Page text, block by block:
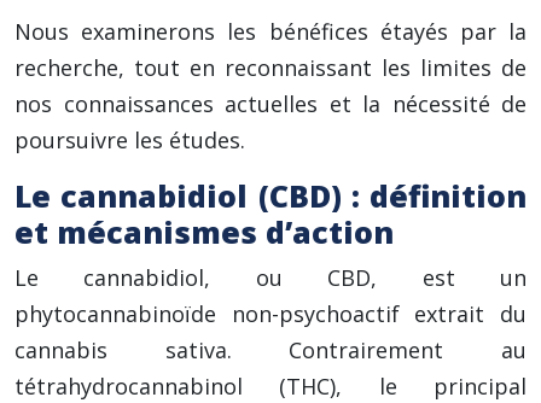
Nous examinerons les bénéfices étayés par la
recherche, tout en reconnaissant les limites de
nos connaissances actuelles et la nécessité de
poursuivre les études.
Le cannabidiol (CBD) : définition
et mécanismes d’action
Le cannabidiol, ou CBD, est un
phytocannabinoïde non-psychoactif extrait du
cannabis sativa. Contrairement au
tétrahydrocannabinol (THC), le principal